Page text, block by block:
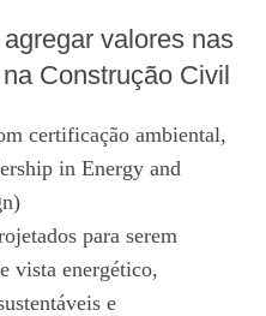
valores nas
Construção Civil
certificação ambiental,
in Energy and
para serem
vista energético,
e